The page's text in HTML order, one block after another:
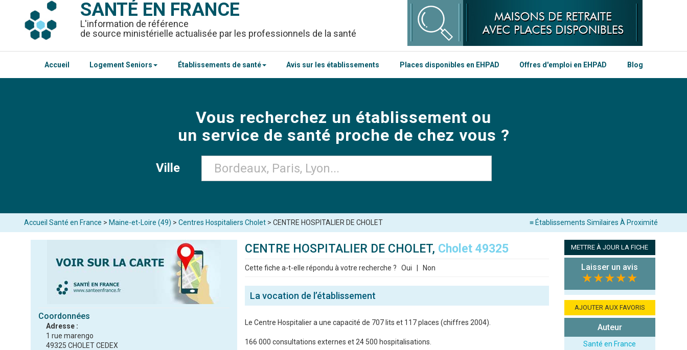
SANTÉ EN FRANCE
L'information de référence
de source ministérielle actualisée par les professionnels de la santé
Accueil Logement Seniors Établissements de santé Avis sur les établissements Places disponibles en EHPAD Offres d'emploi en EHPAD Blog
Vous recherchez un établissement ou
un service de santé proche de chez vous ?
Ville
≡ Établissements Similaires À Proximité
Accueil Santé en France > Maine-et-Loire (49) > Centres Hospitaliers Cholet > CENTRE HOSPITALIER DE CHOLET
Coordonnées
Adresse :
1 rue marengo
49325 CHOLET CEDEX
CENTRE HOSPITALIER DE CHOLET, Cholet 49325
Cette fiche a-t-elle répondu à votre recherche ? Oui Non
La vocation de l’établissement
Le Centre Hospitalier a une capacité de 707 lits et 117 places (chiffres 2004).
166 000 consultations externes et 24 500 hospitalisations.
METTRE À JOUR LA FICHE
Laisser un avis
★★★★★
AJOUTER AUX FAVORIS
Auteur
Santé en France